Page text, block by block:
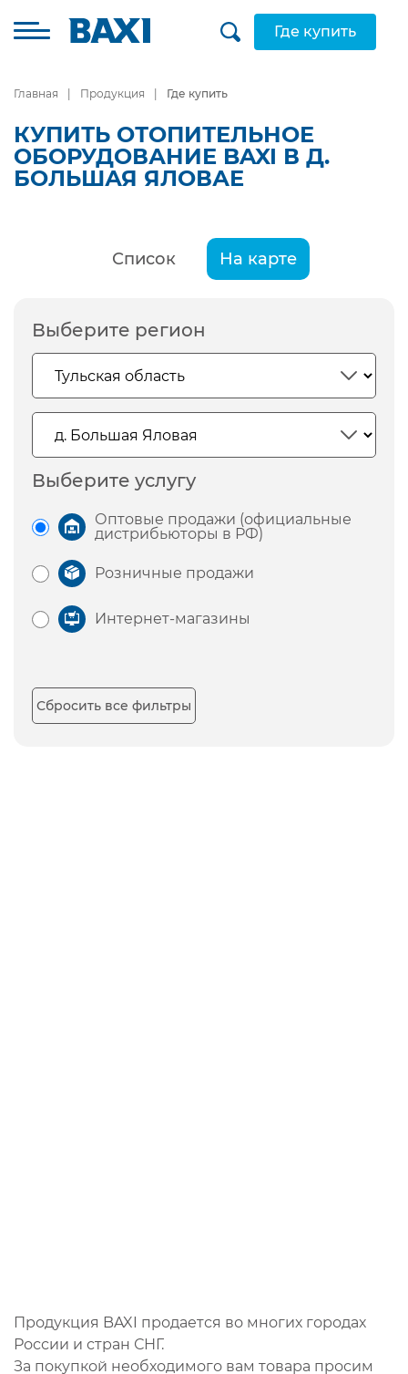
Где купить
Главная Продукция Где купить
КУПИТЬ ОТОПИТЕЛЬНОЕ
ОБОРУДОВАНИЕ BAXI В Д.
БОЛЬШАЯ ЯЛОВАЕ
Список На карте
Выберите регион
Выберите услугу
Оптовые продажи (официальные
дистрибьюторы в РФ)
Розничные продажи
Интернет-магазины
Сбросить все фильтры
Продукция BAXI продается во многих городах
России и стран СНГ.
За покупкой необходимого вам товара просим